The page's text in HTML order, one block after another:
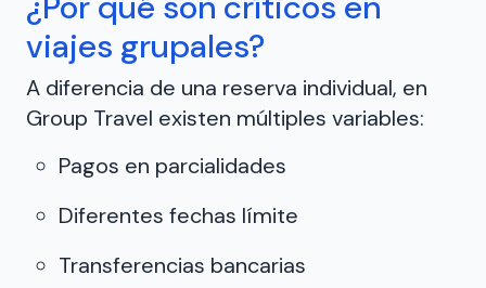
viajes grupales?
A diferencia de una reserva individual, en
Group Travel existen múltiples variables:
Pagos en parcialidades
Diferentes fechas límite
Transferencias bancarias